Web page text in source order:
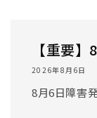
【重要
2026年8月6日
8月6日障害